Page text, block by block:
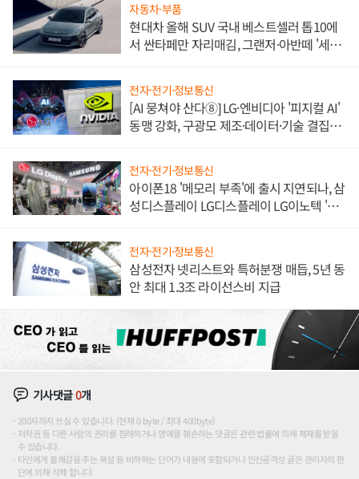
자동차·부품
현대차 올해 SUV 국내 베스트셀러 톱10에
서 싼타페만 자리매김, 그랜저·아반떼 '세단
전자·전기·정보통신
[AI 뭉쳐야 산다⑧] LG·엔비디아 '피지컬 AI'
동맹 강화, 구광모 제조·데이터·기술 결집
전자·전기·정보통신
아이폰18 '메모리 부족'에 출시 지연되나, 삼
성디스플레이 LG디스플레이 LG이노텍 '탈
전자·전기·정보통신
삼성전자 넷리스트와 특허분쟁 매듭, 5년 동
안 최대 1.3조 라이선스비 지급
기사댓글0개
200자까지 쓰실 수 있습니다. (현재 0 byte / 최대 400byte)
저작권 등 다른 사람의 권리를 침해하거나 명예를 훼손하는 댓글은 관련 법률에 의해 제재를 받을
수 있습니다.
타인에게 불쾌감을 주는 욕설 등 비하하는 단어가 내용에 포함되거나 인신공격성 글은 관리자의 판
단에 의해 삭제 합니다.